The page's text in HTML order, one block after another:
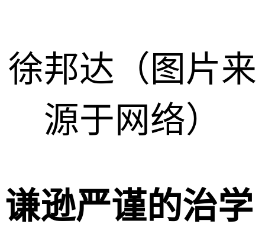
徐邦达（图片来
源于网络）
谦逊严谨的治学